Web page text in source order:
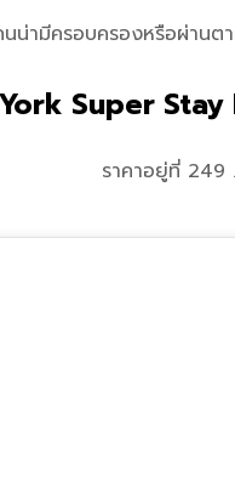
น่ามีครอบครองหรือผ่านต
Super
ราคาอยู่ที่ 249